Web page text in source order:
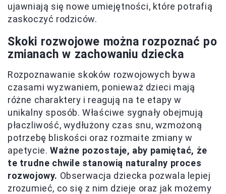
ujawniają się nowe umiejętności, które potrafią
zaskoczyć rodziców.
Skoki rozwojowe można rozpoznać po
zmianach w zachowaniu dziecka
Rozpoznawanie skoków rozwojowych bywa
czasami wyzwaniem, ponieważ dzieci mają
różne charaktery i reagują na te etapy w
unikalny sposób. Właściwe sygnały obejmują
płaczliwość, wydłużony czas snu, wzmożoną
potrzebę bliskości oraz rozmaite zmiany w
apetycie. Ważne pozostaje, aby pamiętać, że
te trudne chwile stanowią naturalny proces
rozwojowy. Obserwacja dziecka pozwala lepiej
zrozumieć, co się z nim dzieje oraz jak możemy